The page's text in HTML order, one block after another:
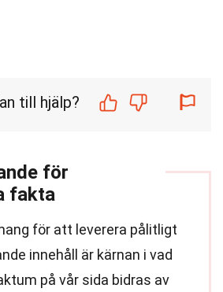
till hjälp?
för
fakta
för att leverera pålitligt
innehåll är kärnan i vad
på vår sida bidras av